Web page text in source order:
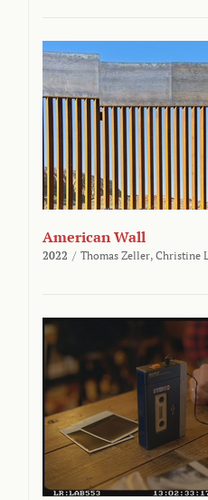
American Wall
2022 / Thomas Zeller, Christine